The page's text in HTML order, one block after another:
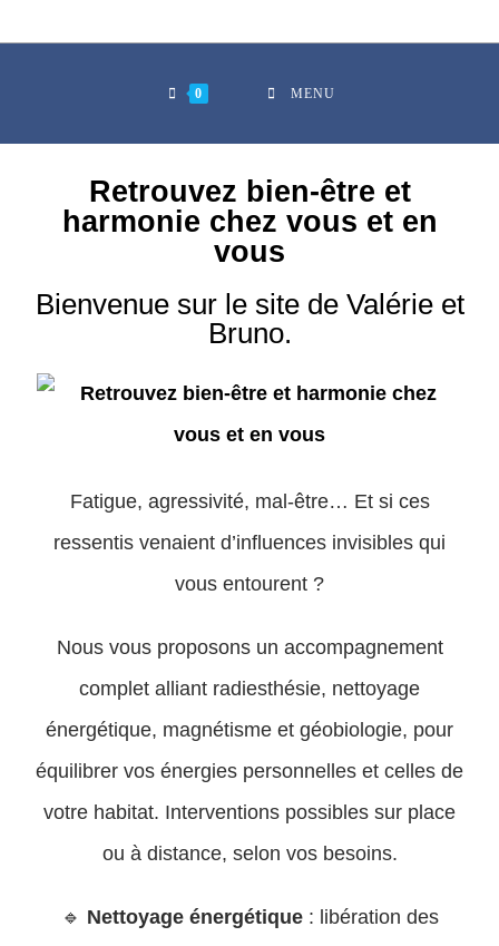
0 MENU
Retrouvez bien-être et
harmonie chez vous et en
vous
Bienvenue sur le site de Valérie et
Bruno.
Fatigue, agressivité, mal-être… Et si ces
ressentis venaient d’influences invisibles qui
vous entourent ?
Nous vous proposons un accompagnement
complet alliant radiesthésie, nettoyage
énergétique, magnétisme et géobiologie, pour
équilibrer vos énergies personnelles et celles de
votre habitat. Interventions possibles sur place
ou à distance, selon vos besoins.
🔹 Nettoyage énergétique: libération des